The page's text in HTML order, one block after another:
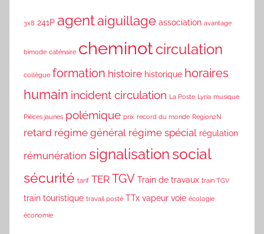
3x8 241P agentaiguillage association avantage
bimode caténaire cheminotcirculation
collègue formation histoire historique horaires
humain incident circulation La Poste Lyria musique
Pièces jaunes polémique prix record du monde Region2N
retard régime général régime spécial régulation
rémunération signalisation social
sécurité tarif TER TGV Train de travaux train TGV
train touristique travail posté TTx vapeur voie écologie
économie